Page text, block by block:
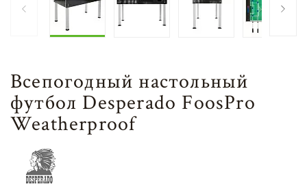
Всепогодный настольный
футбол Desperado FoosPro
Weatherproof